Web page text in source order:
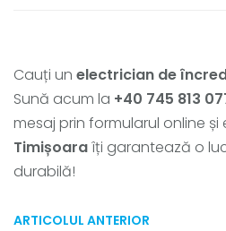
Cauți un electrician de
Sună acum la +40 745 813
mesaj prin formularul online și
Timișoaraîți garantează o
durabilă!
ARTICOLUL ANTERIOR